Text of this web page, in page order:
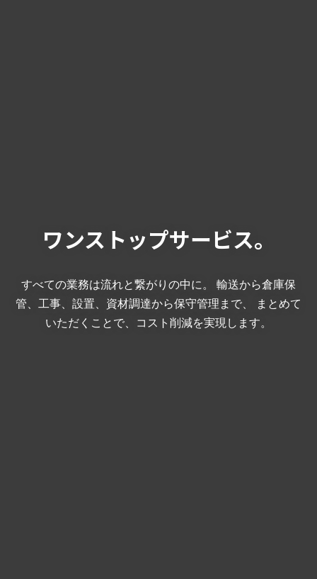
ワンストップサービス。
すべての業務は流れと繋がりの中に。
輸送から倉庫保
管、工事、設置、資材調達から保守管理まで、
まとめて
いただくことで、コスト削減を実現します。